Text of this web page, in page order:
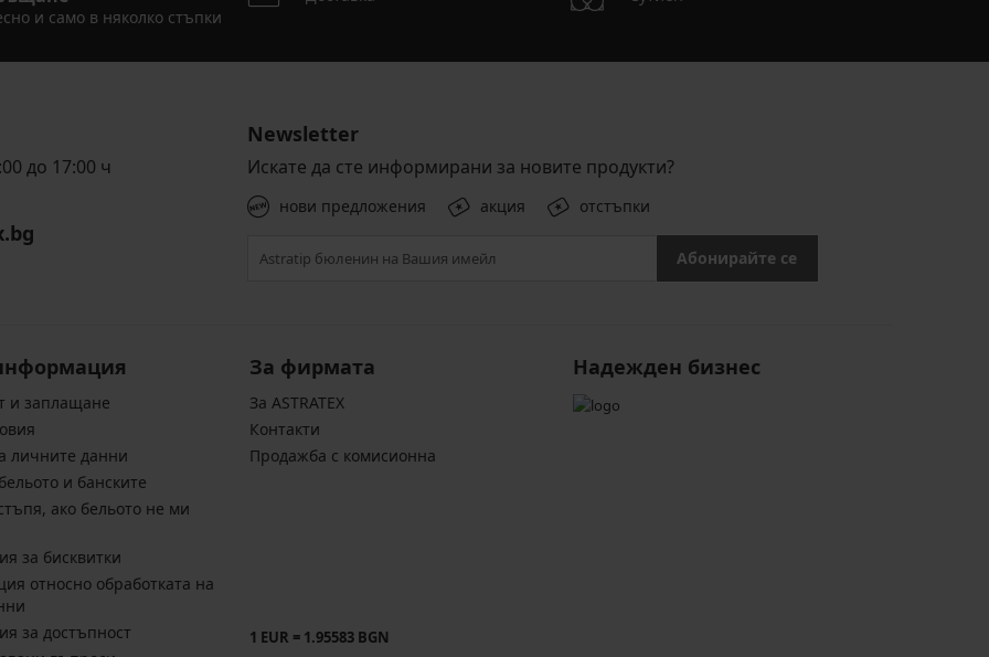
и само в няколко стъпки
до 17:00 ч
Newsletter
Искате да сте информирани за новите продукти?
нови предложения акция отстъпки
Абонирайте се
и заплащане
личните данни
и банските
ако бельото не ми
за бисквитки
относно обработката на
за достъпност
За фирмата
За ASTRATEX
Контакти
Продажба с комисионна
1 EUR = 1.95583 BGN
Надежден бизнес